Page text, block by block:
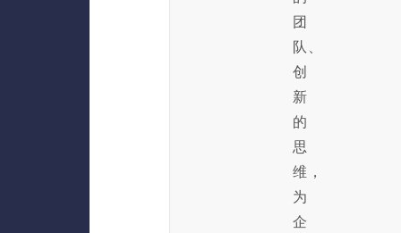
团
队、
创
新
的
思
维，
为
企